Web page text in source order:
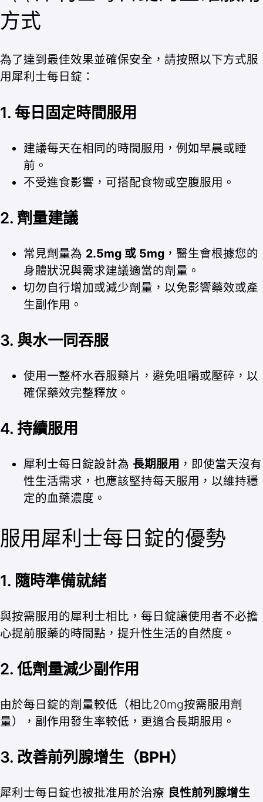
方式
為了達到最佳效果並確保安全，請按照以下方式服
用犀利士每日錠：
1. 每日固定時間服用
建議每天在相同的時間服用，例如早晨或睡
前。
不受進食影響，可搭配食物或空腹服用。
2. 劑量建議
常見劑量為 2.5mg 或 5mg ，醫生會根據您的
身體狀況與需求建議適當的劑量。
切勿自行增加或減少劑量，以免影響藥效或產
生副作用。
3. 與水一同吞服
使用一整杯水吞服藥片，避免咀嚼或壓碎，以
確保藥效完整釋放。
4. 持續服用
犀利士每日錠設計為 長期服用 ，即使當天沒有
性生活需求，也應該堅持每天服用，以維持穩
定的血藥濃度。
服用犀利士每日錠的優勢
1. 隨時準備就緒
與按需服用的犀利士相比，每日錠讓使用者不必擔
心提前服藥的時間點，提升性生活的自然度。
2. 低劑量減少副作用
由於每日錠的劑量較低（相比20mg按需服用劑
量），副作用發生率較低，更適合長期服用。
3. 改善前列腺增生（BPH）
犀利士每日錠也被批准用於治療 良性前列腺增生